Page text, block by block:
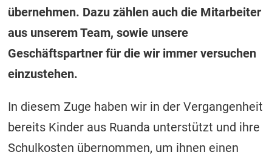
übernehmen. Dazu zählen auch die Mitarbeiter
aus unserem Team, sowie unsere
Geschäftspartner für die wir immer versuchen
einzustehen.
In diesem Zuge haben wir in der Vergangenheit
bereits Kinder aus Ruanda unterstützt und ihre
Schulkosten übernommen, um ihnen einen